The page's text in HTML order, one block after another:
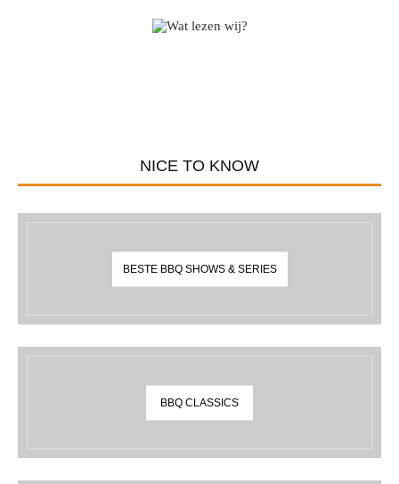
NICE TO KNOW
BESTE BBQ SHOWS & SERIES
BBQ CLASSICS